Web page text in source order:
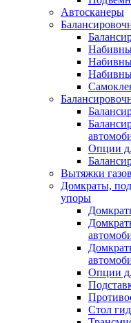
Автосканеры
Опции
Вытяжки
Домкраты,
упоры
Опции
Стол